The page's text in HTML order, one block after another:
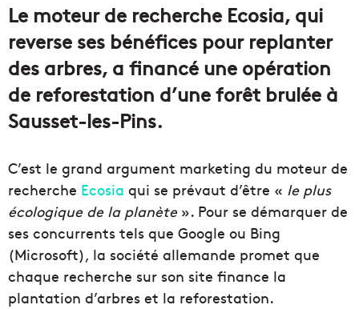
Le moteur de recherche Ecosia, qui
reverse ses bénéfices pour replanter
des arbres, a financé une opération
de reforestation d’une forêt brulée à
Sausset-les-Pins.
C’est le grand argument marketing du moteur de
recherche Ecosia qui se prévaut d’être « le plus
écologique de la planète». Pour se démarquer de
ses concurrents tels que Google ou Bing
(Microsoft), la société allemande promet que
chaque recherche sur son site finance la
plantation d’arbres et la reforestation.